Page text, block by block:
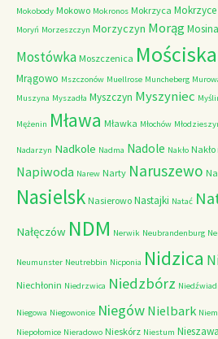
Mokobody Mokowo Mokronos Mokrzyca Mokrzyce
Moryń Morzeszczyn Morzyczyn MorągMosina
Mostówka Moszczenica Mościska
Mrągowo Mszczonów Muellrose Muncheberg
Muszyna Myszadła Myszczyn Myszyniec
Mężenin Mława Mławka Młochów
Nadarzyn Nadkole Nadma Nadole Nakło
Napiwoda Narew Narty Naruszewo
Nasielsk Nasierowo Nastajki Natać
Nałęczów NDM Nerwik Neubrandenburg
Neumunster Neutrebbin Nicponia Nidzica
Niechłonin Niedrzwica Niedzbórz
Niegowa Niegowonice Niegów Nielbark
Niepołomice Nieradowo Nieskórz Niestum Nieszawa